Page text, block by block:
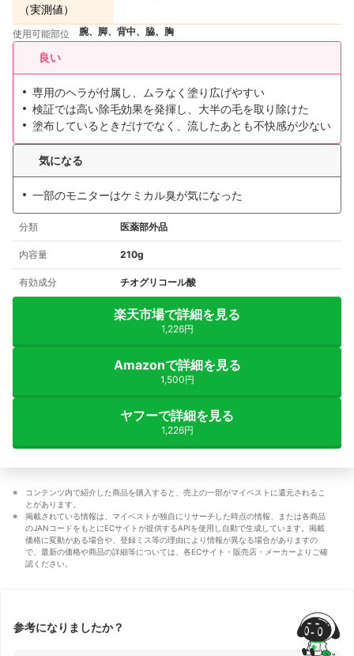
（実測値）
使用可能部位 腕、脚、背中、脇、胸
良い
専用のヘラが付属し、ムラなく塗り広げやすい
検証では高い除毛効果を発揮し、大半の毛を取り除けた
塗布しているときだけでなく、流したあとも不快感が少ない
気になる
一部のモニターはケミカル臭が気になった
分類 医薬部外品
内容量 210g
有効成分 チオグリコール酸
楽天市場で詳細を見る
1,226円
Amazonで詳細を見る
1,500円
ヤフーで詳細を見る
1,226円
コンテンツ内で紹介した商品を購入すると、売上の一部がマイベストに還元されるこ
とがあります。
掲載されている情報は、マイベストが独自にリサーチした時点の情報、または各商品
のJANコードをもとにECサイトが提供するAPIを使用し自動で生成しています。掲載
価格に変動がある場合や、登録ミス等の理由により情報が異なる場合がありますの
で、最新の価格や商品の詳細等については、各ECサイト・販売店・メーカーよりご確
認ください。
参考になりましたか？